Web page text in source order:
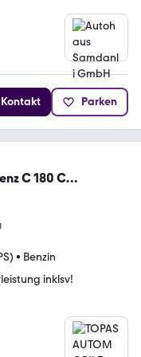
Kontakt Parken
C 180 C
• Benzin
inklsv!